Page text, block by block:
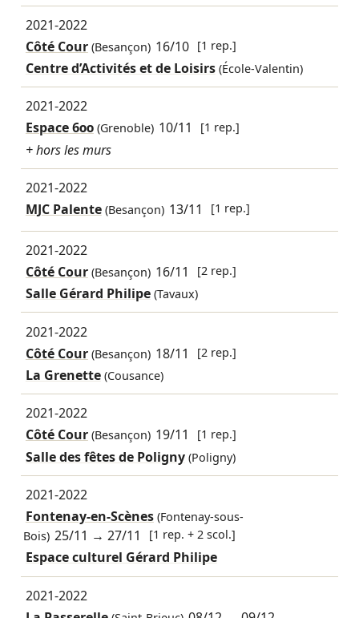
2021-2022
Côté Cour(Besançon) 16/10 [1 rep.]
Centre d’Activités et de Loisirs (École-Valentin)
2021-2022
Espace 600(Grenoble) 10/11 [1 rep.]
+ hors les murs
2021-2022
MJC Palente(Besançon) 13/11 [1 rep.]
2021-2022
Côté Cour(Besançon) 16/11 [2 rep.]
Salle Gérard Philipe (Tavaux)
2021-2022
Côté Cour(Besançon) 18/11 [2 rep.]
La Grenette (Cousance)
2021-2022
Côté Cour(Besançon) 19/11 [1 rep.]
Salle des fêtes de Poligny (Poligny)
2021-2022
Fontenay-en-Scènes(Fontenay-sous-
Bois) 25/11 →27/11 [1 rep. + 2 scol.]
Espace culturel Gérard Philipe
2021-2022